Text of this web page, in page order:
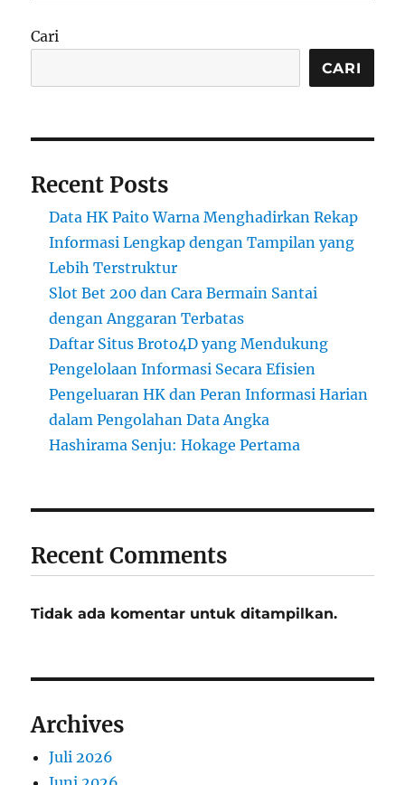
Cari
CARI
Recent Posts
Data HK Paito Warna Menghadirkan Rekap
Informasi Lengkap dengan Tampilan yang
Lebih Terstruktur
Slot Bet 200 dan Cara Bermain Santai
dengan Anggaran Terbatas
Daftar Situs Broto4D yang Mendukung
Pengelolaan Informasi Secara Efisien
Pengeluaran HK dan Peran Informasi Harian
dalam Pengolahan Data Angka
Hashirama Senju: Hokage Pertama
Recent Comments
Tidak ada komentar untuk ditampilkan.
Archives
Juli 2026